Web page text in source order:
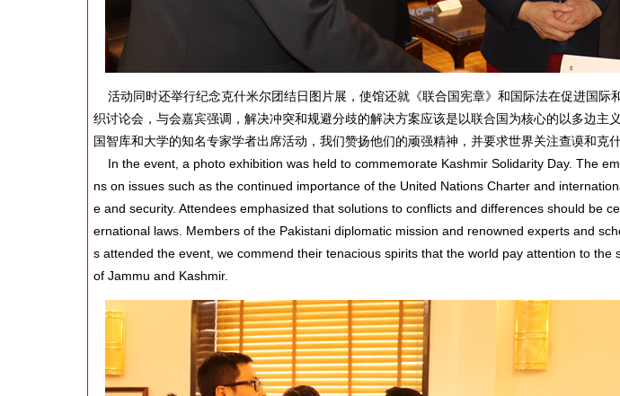
活动同时还举行纪念克什米尔团结日图片展，使馆还就《联合国宪章》和国际法在促进国际
织讨论会，与会嘉宾强调，解决冲突和规避分歧的解决方案应该是以联合国为核心的以多边主
国智库和大学的知名专家学者出席活动，我们赞扬他们的顽强精神，并要求世界关注查谟和克
In the event, a photo exhibition was held to commemorate Kashmir Solidarity Day. The
ns on issues such as the continued importance of the United Nations Charter and
e and security. Attendees emphasized that solutions to conflicts and differences should be
ernational laws. Members of the Pakistani diplomatic mission and renowned experts and
s attended the event, we commend their tenacious spirits that the world pay attention to the
of Jammu and Kashmir.